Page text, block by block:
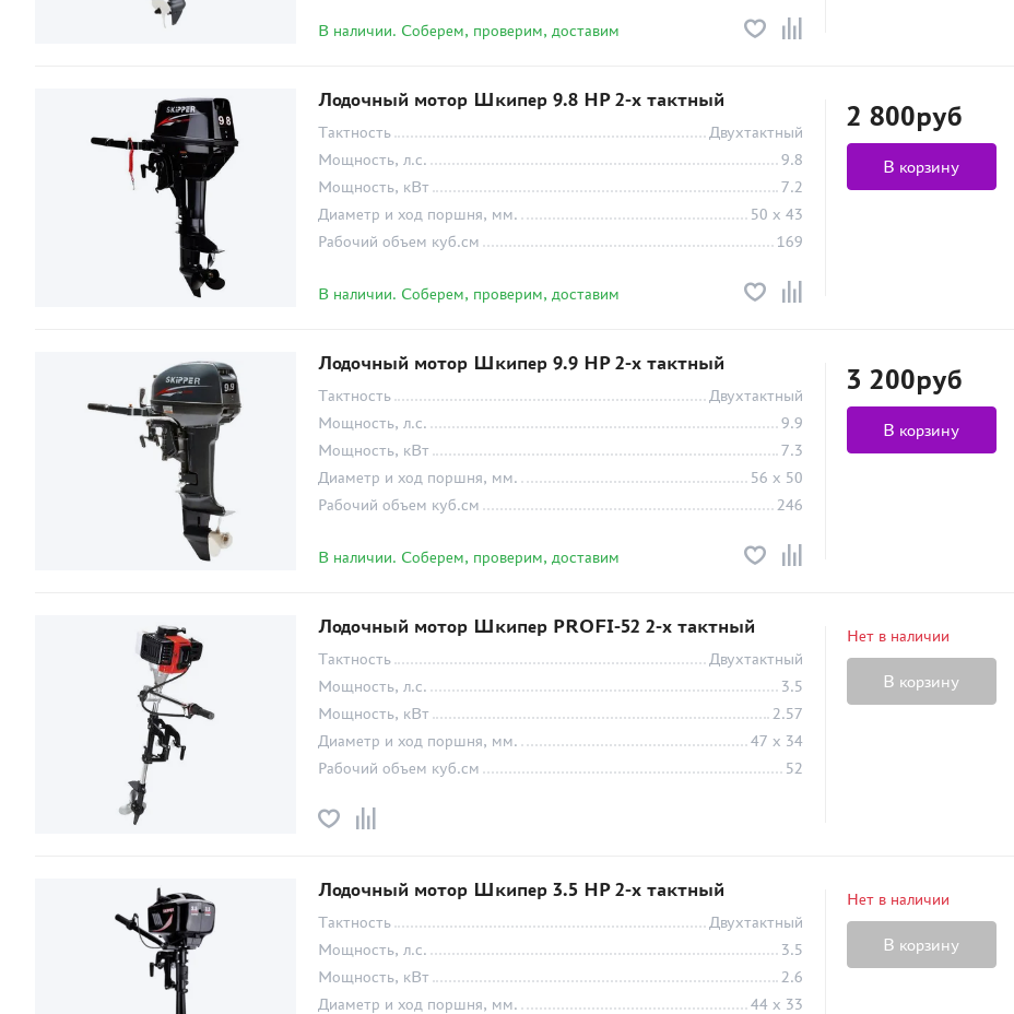
В наличии. Соберем, проверим, доставим
Лодочный мотор Шкипер 9.8 HP 2-х тактный
Тактность
Двухтактный
Мощность, л.с.
9.8
Мощность, кВт
7.2
Диаметр и ход поршня, мм.
50 х 43
Рабочий объем куб.см
169
В наличии. Соберем, проверим, доставим
2 800руб
В корзину
Лодочный мотор Шкипер 9.9 HP 2-х тактный
Тактность
Двухтактный
Мощность, л.с.
9.9
Мощность, кВт
7.3
Диаметр и ход поршня, мм.
56 х 50
Рабочий объем куб.см
246
В наличии. Соберем, проверим, доставим
3 200руб
В корзину
Лодочный мотор Шкипер PROFI-52 2-х тактный
Тактность
Двухтактный
Мощность, л.с.
3.5
Мощность, кВт
2.57
Диаметр и ход поршня, мм.
47 x 34
Рабочий объем куб.см
52
Нет в наличии
В корзину
Лодочный мотор Шкипер 3.5 HP 2-х тактный
Тактность
Двухтактный
Мощность, л.с.
3.5
Мощность, кВт
2.6
Диаметр и ход поршня, мм.
44 х 33
Нет в наличии
В корзину